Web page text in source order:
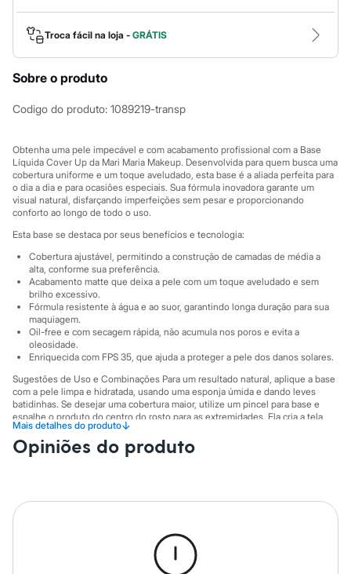
Bonés e Chapéus
Bijoux
Cintos
Óculos
Relógios
Calçados
Botas
Chinelos
Sandálias
Sapatilhas
Tênis
Marcas
City
Clock House
Mindset
Sawary
Yessica
Moda esportiva
Acessórios
Blusas
Calçados
Leggings
Shorts e Bermudas
Tops
Moda íntima
Calcinhas
Cintas e Modeladores
Meias
Pijamas
Sutiãs e Tops
Moda praia
Personagens
Troca fácil na loja - GRÁTIS
Sobre o produto
Codigo do produto: 1089219-transp
Obtenha uma pele impecável e com acabamento profissional com a Base
Líquida Cover Up da Mari Maria Makeup. Desenvolvida para quem busca uma
cobertura uniforme e um toque aveludado, esta base é a aliada perfeita para
o dia a dia e para ocasiões especiais. Sua fórmula inovadora garante um
visual natural, disfarçando imperfeições sem pesar e proporcionando
conforto ao longo de todo o uso.
Esta base se destaca por seus benefícios e tecnologia:
Cobertura ajustável, permitindo a construção de camadas de média a
alta, conforme sua preferência.
Acabamento matte que deixa a pele com um toque aveludado e sem
brilho excessivo.
Fórmula resistente à água e ao suor, garantindo longa duração para sua
maquiagem.
Oil-free e com secagem rápida, não acumula nos poros e evita a
oleosidade.
Enriquecida com FPS 35, que ajuda a proteger a pele dos danos solares.
Sugestões de Uso e Combinações Para um resultado natural, aplique a base
com a pele limpa e hidratada, usando uma esponja úmida e dando leves
batidinhas. Se desejar uma cobertura maior, utilize um pincel para base e
espalhe o produto do centro do rosto para as extremidades. Ela cria a tela
perfeita para a aplicação de corretivo, pó, blush e iluminador, completando
seu look com um acabamento profissional.
Mais detalhes do produto↓
Opiniões do produto